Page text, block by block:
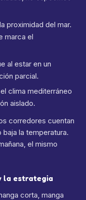
proximidad del mar.
marca el
al estar en un
parcial.
clima mediterráneo
aislado.
corredores cuentan
la temperatura.
el mismo
la estrategia
corta, manga